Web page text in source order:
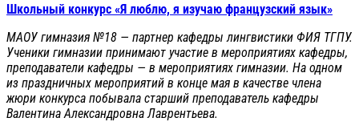
Школьный конкурс «Я люблю, я изучаю французский язык»
МАОУ гимназия №18 — партнер кафедры лингвистики ФИЯ ТГПУ.
Ученики гимназии принимают участие в мероприятиях кафедры,
преподаватели кафедры — в мероприятиях гимназии. На одном
из праздничных мероприятий в конце мая в качестве члена
жюри конкурса побывала старший преподаватель кафедры
Валентина Александровна Лаврентьева.